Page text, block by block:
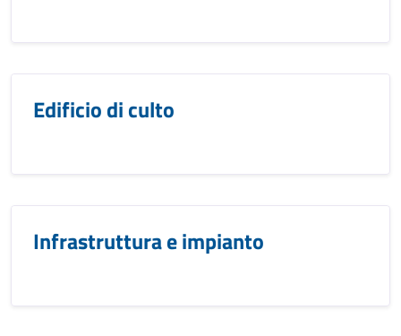
Edificio di culto
Infrastruttura e impianto